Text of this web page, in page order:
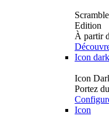
Edition
À partir
Icon dark
Icon
Portez
Icon